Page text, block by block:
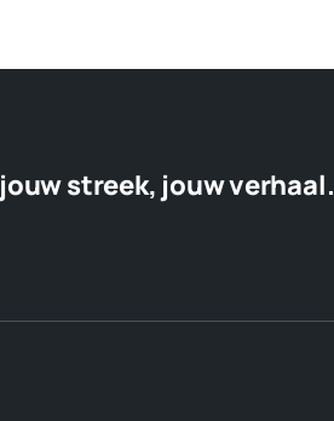
jouw streek, jouw verhaal.